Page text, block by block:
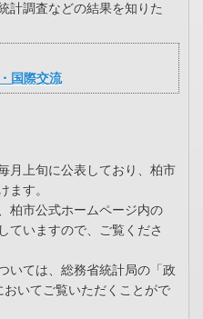
計調査などの結果を知りた
国際交流
月上旬に公表しており、柏市
ます。
柏市公式ホームページ内の
ていますので、ご覧くださ
いては、総務省統計局の「政
いてご覧いただくことがで